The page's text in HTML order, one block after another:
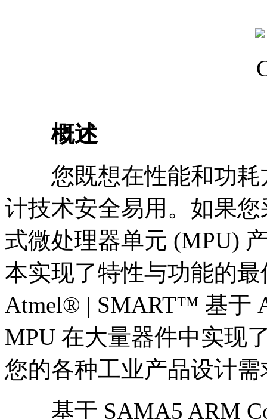
概述
您既想在性能和功耗
计技术安全易用。如果
式微处理器单元 (MPU)
本实现了特性与功能的
Atmel® | SMART™ 基于
MPU 在大量器件中实现
您的各种工业产品设计需
基于 SAMA5 ARM